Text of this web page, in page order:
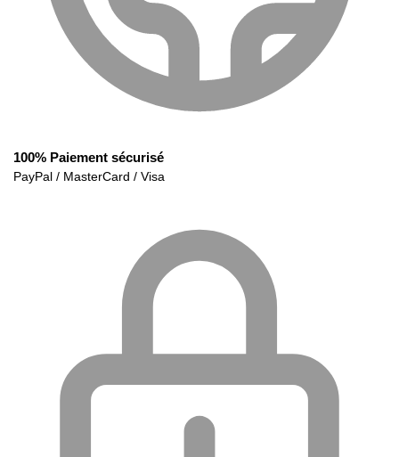
100% Paiement sécurisé
PayPal / MasterCard / Visa